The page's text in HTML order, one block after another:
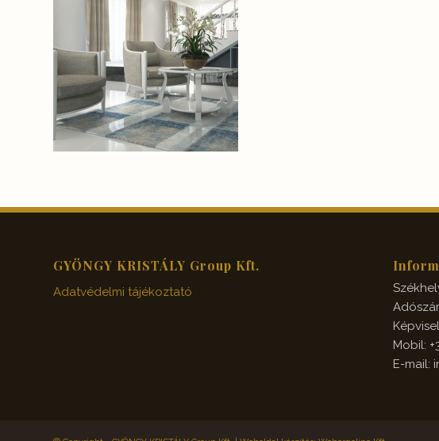
GYÖNGY KRISTÁLY Group Kft.
Adatvédelmi tájékoztató
Mobil:
E-mail: